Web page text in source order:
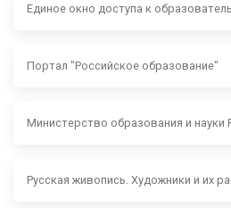
Единое окно доступа к
Портал "Российское образование"
Министерство образования и науки
Русская живопись. Художники и их